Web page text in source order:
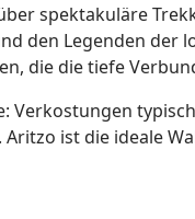
spektakuläre
den Legenden
die die tiefe
Verkostungen
ist die ideale